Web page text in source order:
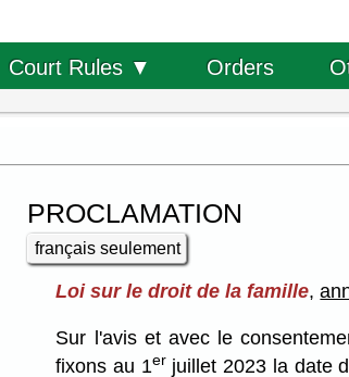
Court Rules ▼ Orders
PROCLAMATION
français seulement
Loi sur le droit de la famille,
Sur l'avis et avec le
fixons au 1er juillet 2023 la date